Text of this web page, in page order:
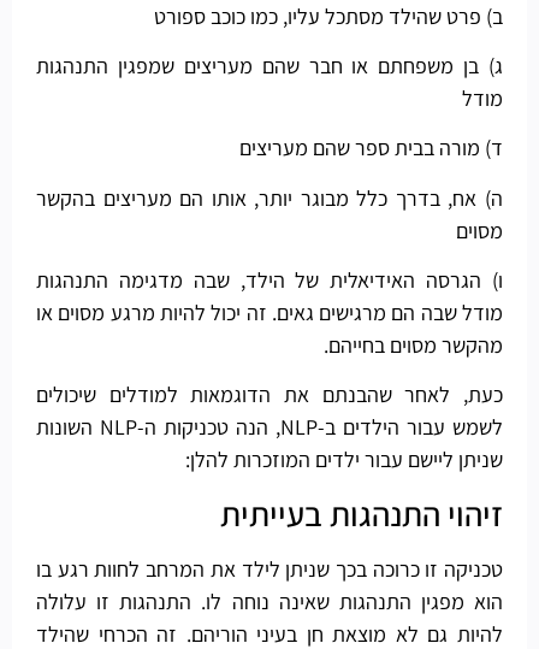
ב) פרט שהילד מסתכל עליו, כמו כוכב ספורט
ג) בן משפחתם או חבר שהם מעריצים שמפגין התנהגות
מודל
ד) מורה בבית ספר שהם מעריצים
ה) אח, בדרך כלל מבוגר יותר, אותו הם מעריצים בהקשר
מסוים
ו) הגרסה האידיאלית של הילד, שבה מדגימה התנהגות
מודל שבה הם מרגישים גאים. זה יכול להיות מרגע מסוים או
מהקשר מסוים בחייהם.
כעת, לאחר שהבנתם את הדוגמאות למודלים שיכולים
לשמש עבור הילדים ב-NLP, הנה טכניקות ה-NLP השונות
שניתן ליישם עבור ילדים המוזכרות להלן:
זיהוי התנהגות בעייתית
טכניקה זו כרוכה בכך שניתן לילד את המרחב לחוות רגע בו
הוא מפגין התנהגות שאינה נוחה לו. התנהגות זו עלולה
להיות גם לא מוצאת חן בעיני הוריהם. זה הכרחי שהילד